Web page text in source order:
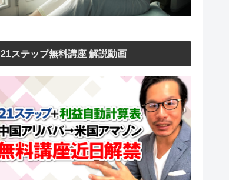
21ステップ無料講座 解説動画